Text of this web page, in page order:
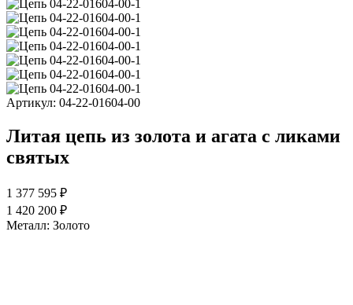
Артикул: 04-22-01604-00
Литая цепь из золота и агата с ликами
святых
1 377 595 ₽
1 420 200 ₽
Металл: Золото